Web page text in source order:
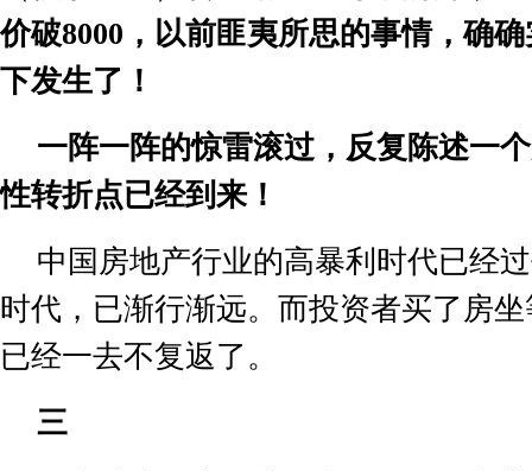
价破8000 ，以前匪夷所思的事情，确
下发生了！
一阵一阵的惊雷滚过，反复陈述一
性转折点已经到来！
中国房地产行业的高暴利时代已经
时代，已渐行渐远。而投资者买了房
已经一去不复返了。
三